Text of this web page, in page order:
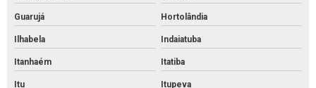
Guarujá Hortolândia
Ilhabela Indaiatuba
Itanhaém Itatiba
Itu Itupeva